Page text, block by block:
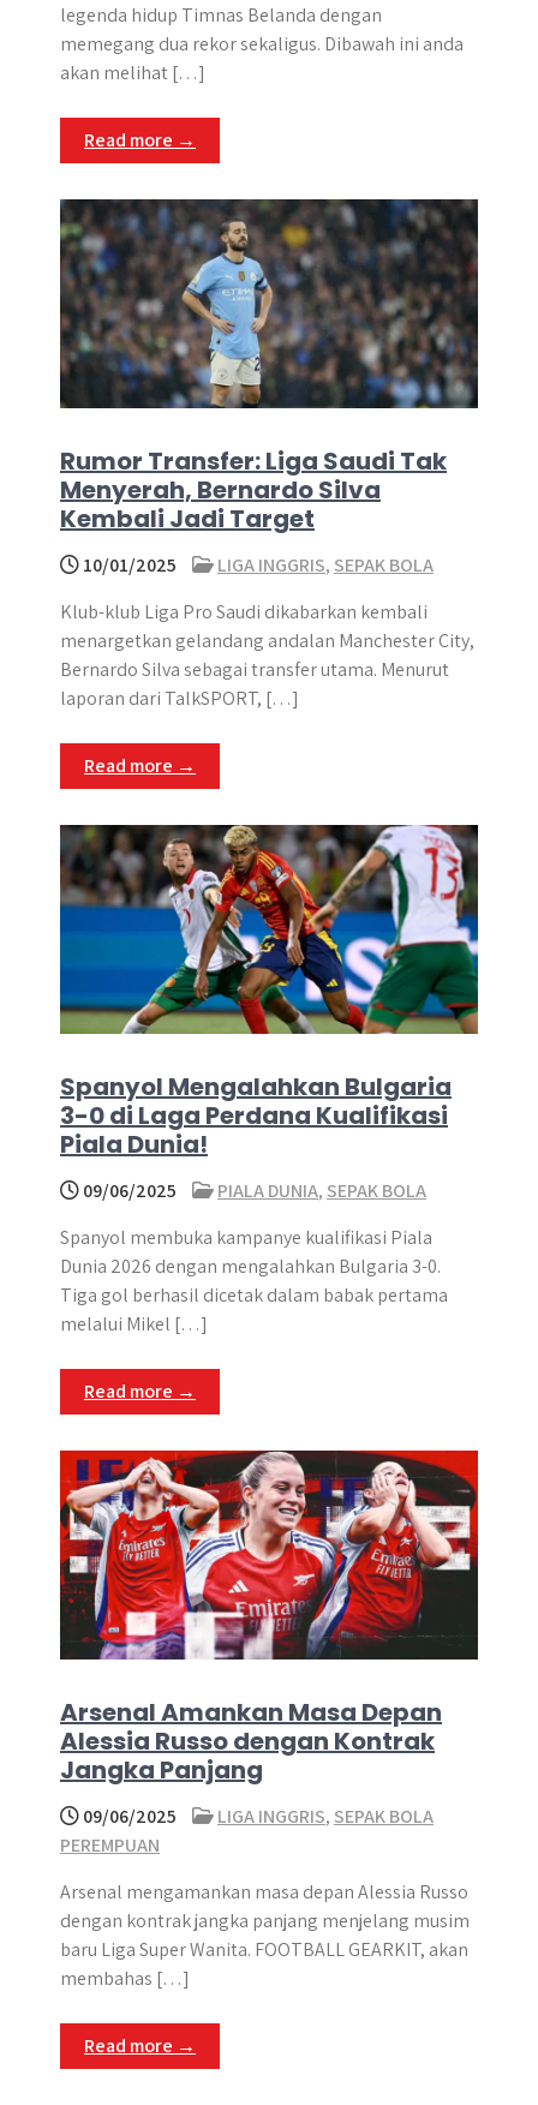
legenda hidup Timnas Belanda dengan
memegang dua rekor sekaligus. Dibawah ini anda
akan melihat […]
Read more →
Rumor Transfer: Liga Saudi Tak
Menyerah, Bernardo Silva
Kembali Jadi Target
10/01/2025 LIGA INGGRIS, SEPAK BOLA
Klub-klub Liga Pro Saudi dikabarkan kembali
menargetkan gelandang andalan Manchester City,
Bernardo Silva sebagai transfer utama. Menurut
laporan dari TalkSPORT, […]
Read more →
Spanyol Mengalahkan Bulgaria
3-0 di Laga Perdana Kualifikasi
Piala Dunia!
09/06/2025 PIALA DUNIA, SEPAK BOLA
Spanyol membuka kampanye kualifikasi Piala
Dunia 2026 dengan mengalahkan Bulgaria 3-0.
Tiga gol berhasil dicetak dalam babak pertama
melalui Mikel […]
Read more →
Arsenal Amankan Masa Depan
Alessia Russo dengan Kontrak
Jangka Panjang
09/06/2025 LIGA INGGRIS, SEPAK BOLA
PEREMPUAN
Arsenal mengamankan masa depan Alessia Russo
dengan kontrak jangka panjang menjelang musim
baru Liga Super Wanita. FOOTBALL GEARKIT, akan
membahas […]
Read more →